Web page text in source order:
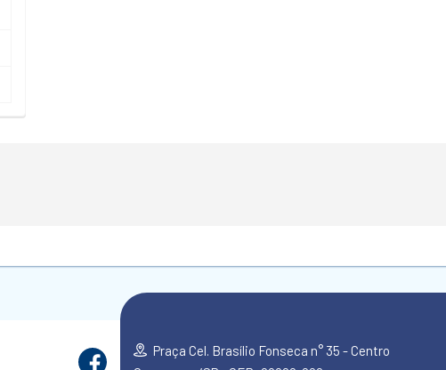
Praça Cel. Brasílio Fonseca n° 35 - Centro